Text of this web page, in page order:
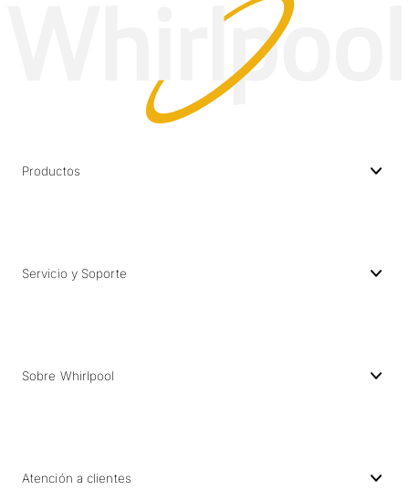
Productos
Servicio y Soporte
Sobre Whirlpool
Atención a clientes